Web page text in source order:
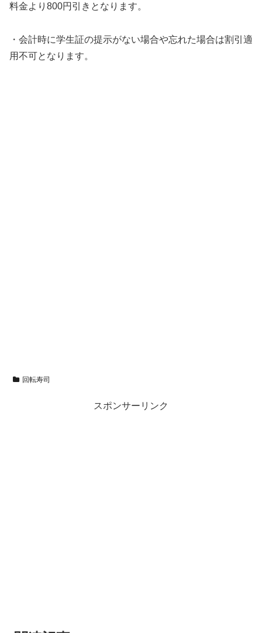
料金より800円引きとなります。
・会計時に学生証の提示がない場合や忘れた場合は割引適
用不可となります。
回転寿司
スポンサーリンク